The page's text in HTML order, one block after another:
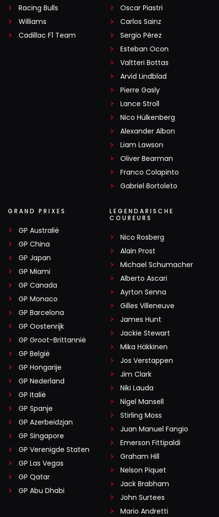
Racing Bulls
Williams
Cadillac F1 Team
Oscar Piastri
Carlos Sainz
Sergio Pérez
Esteban Ocon
Valtteri Bottas
Arvid Lindblad
Pierre Gasly
Lance Stroll
Nico Hülkenberg
Alexander Albon
Liam Lawson
Oliver Bearman
Franco Colapinto
Gabriel Bortoleto
GRAND PRIXES
GP Australië
GP China
GP Japan
GP Miami
GP Canada
GP Monaco
GP Barcelona
GP Oostenrijk
GP Groot-Brittannië
GP België
GP Hongarije
GP Nederland
GP Italië
GP Spanje
GP Azerbeidzjan
GP Singapore
GP Verenigde Staten
GP Las Vegas
GP Qatar
GP Abu Dhabi
LEGENDARISCHE
COUREURS
Nico Rosberg
Alain Prost
Michael Schumacher
Alberto Ascari
Ayrton Senna
Gilles Villeneuve
James Hunt
Jackie Stewart
Mika Häkkinen
Jos Verstappen
Jim Clark
Niki Lauda
Nigel Mansell
Stirling Moss
Juan Manuel Fangio
Emerson Fittipaldi
Graham Hill
Nelson Piquet
Jack Brabham
John Surtees
Mario Andretti